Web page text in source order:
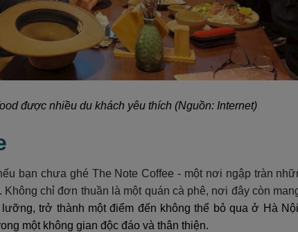
được nhiều du khách yêu thích (Nguồn: Internet)
bạn chưa ghé The Note Coffee - một nơi ngập tràn
chỉ đơn thuần là một quán cà phê, nơi đây còn
trở thành một điểm đến không thể bỏ qua ở Hà
một không gian độc đáo và thân thiện.